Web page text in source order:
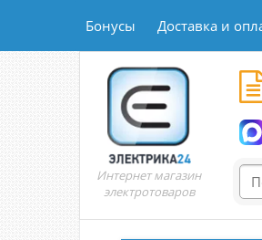
Бонусы Доставка и
Интернет магазин
электротоваров